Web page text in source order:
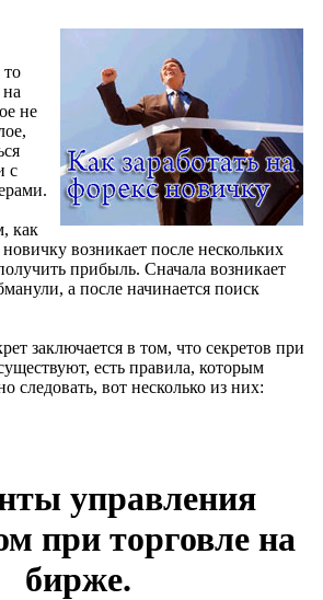
то
на
не
с
как
новичку возникает после нескольких
прибыль. Сначала возникает
а после начинается поиск
заключается в том, что секретов при
есть правила, которым
следовать, вот несколько из них:
управления
при торговле на
бирже.